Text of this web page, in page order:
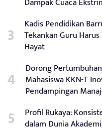
Kadis Pendidikan
Tekankan Guru
Hayat
Dorong
Mahasiswa KKN-T
Pendampingan
Profil Rukaya:
dalam Dunia